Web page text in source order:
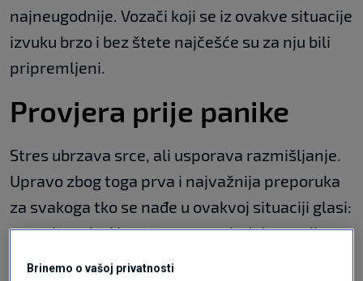
najneugodnije. Vozači koji se iz ovakve situacije
izvuku brzo i bez štete najčešće su za nju bili
pripremljeni.
Provjera prije panike
Stres ubrzava srce, ali usporava razmišljanje.
Upravo zbog toga prva i najvažnija preporuka
za svakoga tko se nađe u ovakvoj situaciji glasi:
ostanite mirni i sustavno pregledajte vozilo.
Provjerite stražnja vrata. Provjerite gepek.
Brinemo o vašoj privatnosti